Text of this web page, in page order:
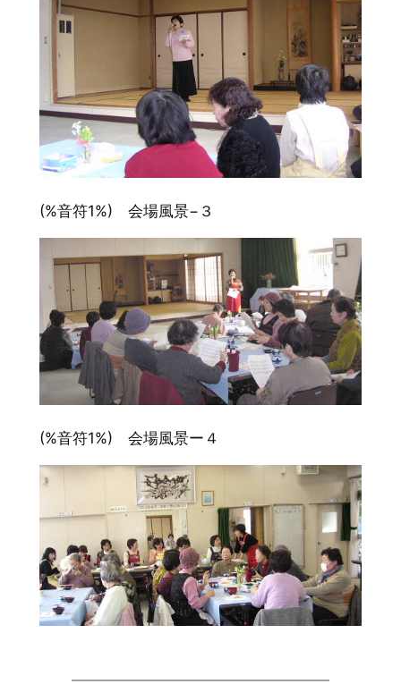
(%音符1%) 会場風景−３
(%音符1%) 会場風景ー４